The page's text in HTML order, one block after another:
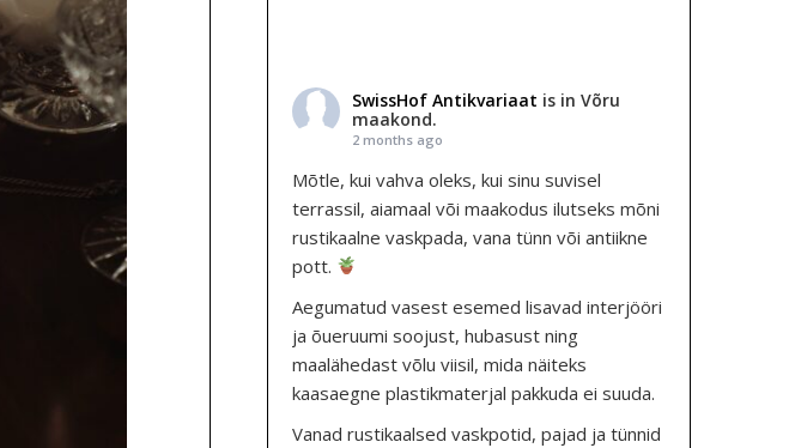
SwissHof Antikvariaat is in Võru
maakond.
2 months ago
Mõtle, kui vahva oleks, kui sinu suvisel
terrassil, aiamaal või maakodus ilutseks mõni
rustikaalne vaskpada, vana tünn või antiikne
pott.
Aegumatud vasest esemed lisavad interjööri
ja õueruumi soojust, hubasust ning
maalähedast võlu viisil, mida näiteks
kaasaegne plastikmaterjal pakkuda ei suuda.
Vanad rustikaalsed vaskpotid, pajad ja tünnid